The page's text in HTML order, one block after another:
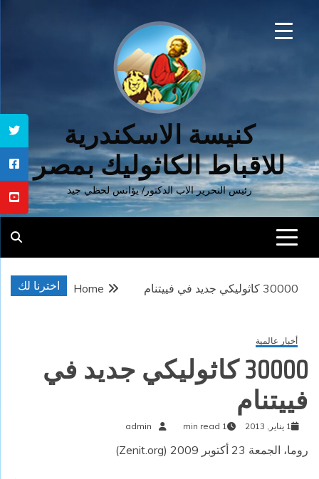
كنيسة الاسكندرية
للاقباط الكاثوليك بمصر
رئيس التحرير الاب الدكتور/ يؤانس لحظي جيد
اخترنا لك Home 30000 كاثوليكي جديد في فييتنام
أخبار عالمية
30000 كاثوليكي جديد في
فييتنام
1 يناير, 2013 1 min read
admin
روما، الجمعة 23 أكتوبر 2009 (Zenit.org)